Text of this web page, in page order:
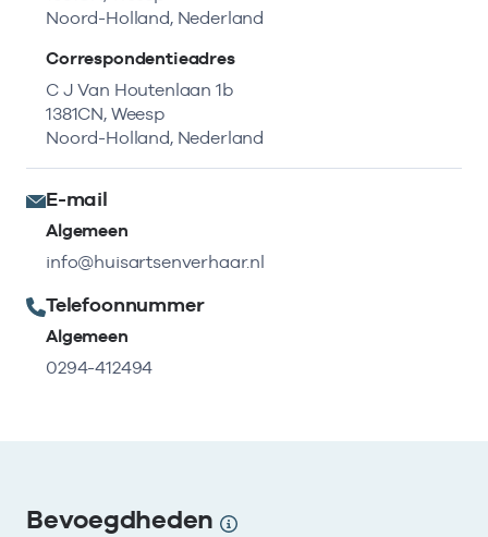
log in voor de besloten rapporten op
Zorgprisma.nl.
Naar openbare rapporten
Noord-Holland, Nederland
Correspondentieadres
C J Van Houtenlaan 1b
1381CN, Weesp
Noord-Holland, Nederland
E-mail
Algemeen
info@huisartsenverhaar.nl
Telefoonnummer
Algemeen
0294-412494
Bevoegdheden